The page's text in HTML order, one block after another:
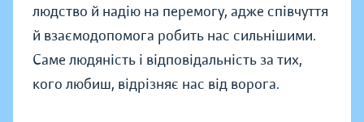
людство й надію на перемогу, адже співчуття
й взаємодопомога робить нас сильнішими.
Саме людяність і відповідальність за тих,
кого любиш, відрізняє нас від ворога.